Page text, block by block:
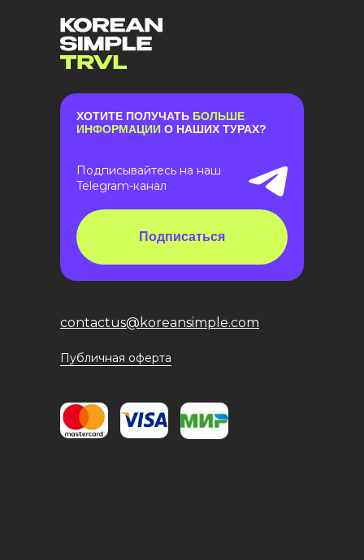
contactus@koreansimple.com
Публичная оферта
ХОТИТЕ ПОЛУЧАТЬ БОЛЬШЕ
ИНФОРМАЦИИ О НАШИХ ТУРАХ?
Подписывайтесь на наш
Telegram-канал
Подписаться